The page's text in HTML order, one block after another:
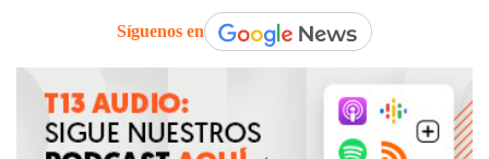
Síguenos en